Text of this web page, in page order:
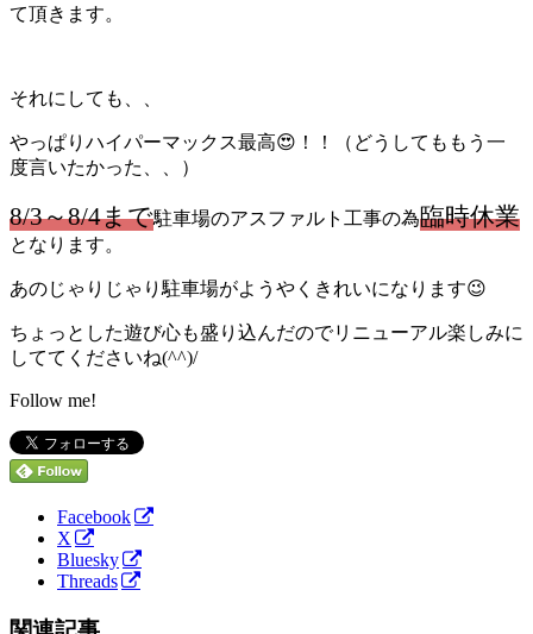
て頂きます。
それにしても、、
やっぱりハイパーマックス最高😍！！（どうしてももう一
度言いたかった、、）
8/3～8/4まで駐車場のアスファルト工事の為臨時休業
となります。
あのじゃりじゃり駐車場がようやくきれいになります😉
ちょっとした遊び心も盛り込んだのでリニューアル楽しみに
しててくださいね(^^)/
Follow me!
Facebook
X
Bluesky
Threads